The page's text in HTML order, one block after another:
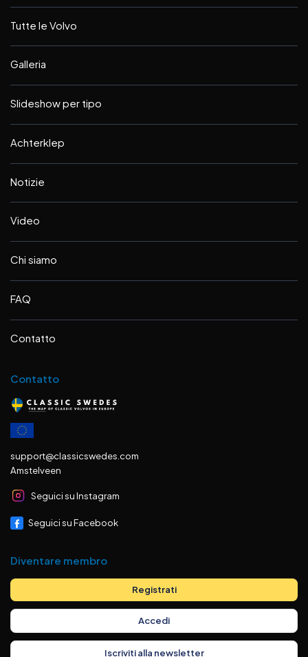
Tutte le Volvo
Galleria
Slideshow per tipo
Achterklep
Notizie
Video
Chi siamo
FAQ
Contatto
Contatto
support@classicswedes.com
Amstelveen
Seguici su Instagram
Seguici su Facebook
Diventare membro
Registrati
Accedi
Iscriviti alla newsletter